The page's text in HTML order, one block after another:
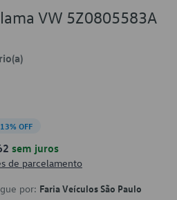
VW 5Z0805583A
OFF
sem juros
de parcelamento
por: Faria Veículos São Paulo